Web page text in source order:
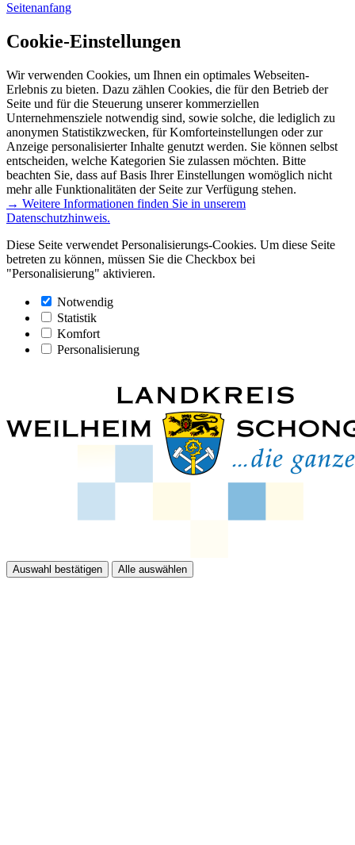
Seitenanfang
Cookie-Einstellungen
Wir verwenden Cookies, um Ihnen ein optimales Webseiten-
Erlebnis zu bieten. Dazu zählen Cookies, die für den Betrieb der
Seite und für die Steuerung unserer kommerziellen
Unternehmensziele notwendig sind, sowie solche, die lediglich zu
anonymen Statistikzwecken, für Komforteinstellungen oder zur
Anzeige personalisierter Inhalte genutzt werden. Sie können selbst
entscheiden, welche Kategorien Sie zulassen möchten. Bitte
beachten Sie, dass auf Basis Ihrer Einstellungen womöglich nicht
mehr alle Funktionalitäten der Seite zur Verfügung stehen.
→ Weitere Informationen finden Sie in unserem
Datenschutzhinweis.
Diese Seite verwendet Personalisierungs-Cookies. Um diese Seite
betreten zu können, müssen Sie die Checkbox bei
"Personalisierung" aktivieren.
Notwendig
Statistik
Komfort
Personalisierung
Auswahl bestätigen Alle auswählen